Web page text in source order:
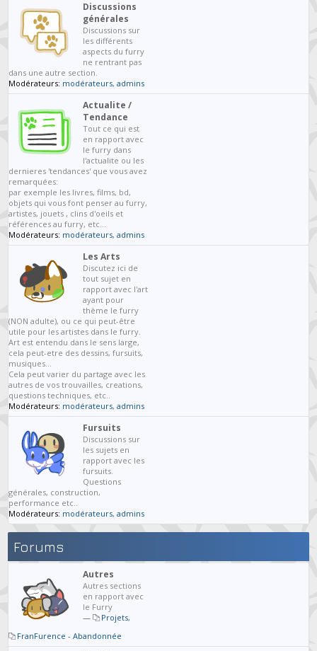
Discussions
générales
Discussions sur
les différents
aspects du furry
ne rentrant pas
dans une autre section.
Modérateurs: modérateurs,admins
Actualite /
Tendance
Tout ce qui est
en rapport avec
le furry dans
l'actualite ou les
dernieres 'tendances' que vous avez
remarquées:
par exemple les livres, films, bd,
objets qui vous font penser au furry,
artistes, jouets , clins d'oeils et
références au furry, etc...
Modérateurs: modérateurs,admins
Les Arts
Discutez ici de
tout sujet en
rapport avec l'art
ayant pour
thème le furry
(NON adulte), ou ce qui peut-être
utile pour les artistes dans le furry.
Art est entendu dans le sens large,
cela peut-etre des dessins, fursuits,
musiques...
Cela peut varier du partage avec les
autres de vos trouvailles, creations,
questions techniques, etc..
Modérateurs: modérateurs,admins
Fursuits
Discussions sur
les sujets en
rapport avec les
fursuits.
Questions
générales, construction,
performance etc..
Modérateurs: modérateurs,admins
Forums
Autres
Autres sections
en rapport avec
le Furry
—
Projets,
FranFurence - Abandonnée